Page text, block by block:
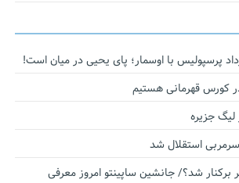
پرسپولیس با اوسمار؛ پای یحیی در میان است!
کورس قهرمانی هستیم
جزیره
استقلال شد
برکنار شد؟/ جانشین ساپینتو امروز معرفی